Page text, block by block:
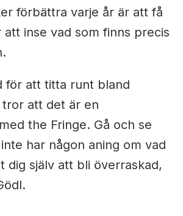
förbättra varje år är att få
inse vad som finns precis
för att titta runt bland
att det är en
the Fringe. Gå och se
har någon aning om vad
dig själv att bli överraskad,